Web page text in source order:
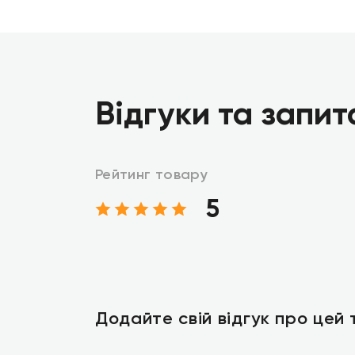
Відгуки та
Рейтинг товару
5
Додайте свій відгук про цей